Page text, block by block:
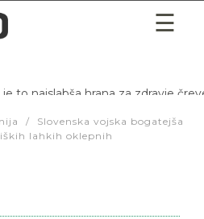
pred spanjem dobro pojesti žlico
lahkih oklepnih